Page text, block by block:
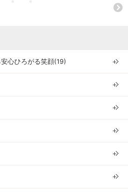
心ひろがる笑顔(19) ＋
＋
＋
＋
＋
＋